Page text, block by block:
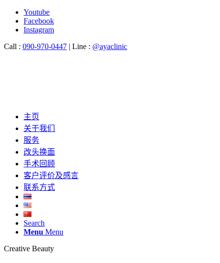
Youtube
Facebook
Instagram
Call : 090-970-0447 | Line : @ayaclinic
主页
关于我们
服务
改头换面
手术回顾
客户评价及感言
联系方式
Search
Menu Menu
Creative Beauty